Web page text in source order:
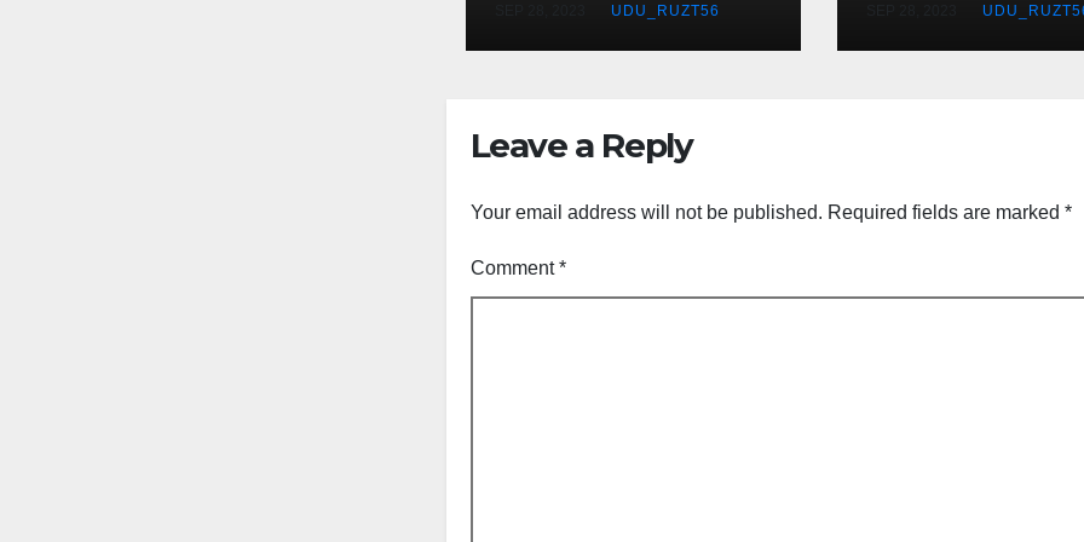
UDU_RUZT56
افراد جاں بحق
Leave a Reply
Your email address will not be published. Required fields are marked *
Comment*